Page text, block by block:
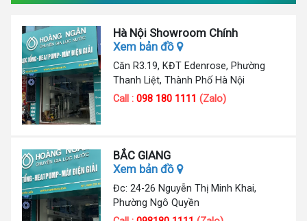
Hà Nội Showroom Chính
Xem bản đồ
Căn R3.19, KĐT Edenrose, Phường
Thanh Liệt, Thành Phố Hà Nội
Call :098 180 1111 (Zalo)
BẮC GIANG
Xem bản đồ
Đc: 24-26 Nguyễn Thị Minh Khai,
Phường Ngô Quyền